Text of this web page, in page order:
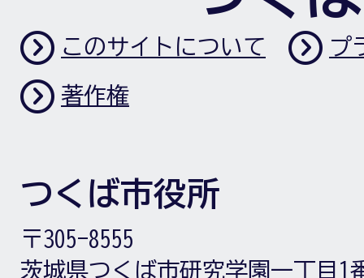
このサイトについて プ
著作権
つくば市役所
〒305-8555
茨城県つくば市研究学園一丁目1